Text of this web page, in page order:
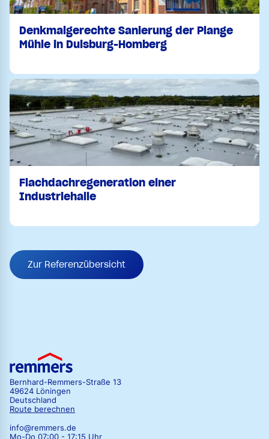
Denkmalgerechte Sanierung der Plange
Mühle in Duisburg-Homberg
Flachdachregeneration einer
Industriehalle
Zur Referenzübersicht
Bernhard-Remmers-Straße 13
49624 Löningen
Deutschland
Route berechnen
info@remmers.de
Mo-Do 07:00 - 17:15 Uhr